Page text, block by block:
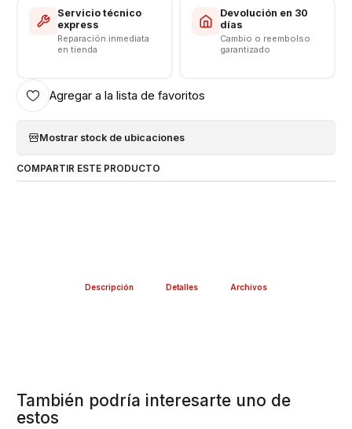
Servicio técnico
express
Reparación inmediata
en tienda
Devolución en 30
días
Cambio o reembolso
garantizado
Agregar a la lista de favoritos
Mostrar stock de ubicaciones
COMPARTIR ESTE PRODUCTO
Descripción Detalles Archivos
También podría interesarte uno de
estos